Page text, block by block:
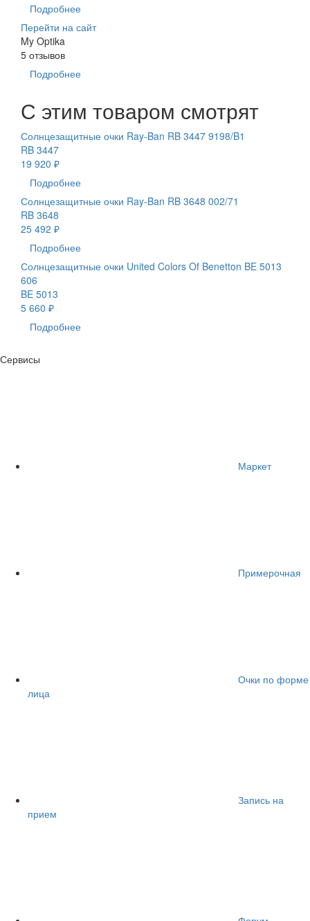
Подробнее
Перейти на сайт
My Optika
5 отзывов
Подробнее
С этим товаром смотрят
Солнцезащитные очки Ray-Ban RB 3447 9198/B1
RB 3447
19 920 ₽
Подробнее
Солнцезащитные очки Ray-Ban RB 3648 002/71
RB 3648
25 492 ₽
Подробнее
Солнцезащитные очки United Colors Of Benetton BE 5013
606
BE 5013
5 660 ₽
Подробнее
Сервисы
Маркет
Примерочная
Очки по форме
лица
Запись на
прием